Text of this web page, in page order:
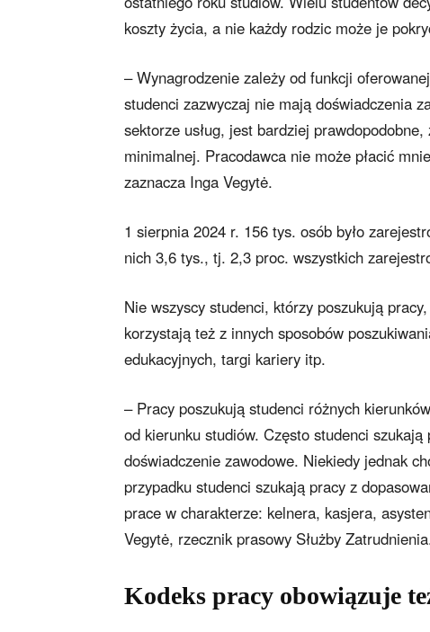
koszty życia, a nie każdy rodzic może je
– Wynagrodzenie zależy od funkcji
studenci zazwyczaj nie mają doświadczenia
sektorze usług, jest bardziej
minimalnej. Pracodawca nie może płacić
zaznacza Inga Vegytė.
1 sierpnia 2024 r. 156 tys. osób było
nich 3,6 tys., tj. 2,3 proc. wszystkich
Nie wszyscy studenci, którzy poszukują
korzystają też z innych sposobów
edukacyjnych, targi kariery itp.
– Pracy poszukują studenci różnych
od kierunku studiów. Często studenci
doświadczenie zawodowe. Niekiedy jednak
przypadku studenci szukają pracy z
prace w charakterze: kelnera, kasjera,
Vegytė, rzecznik prasowy Służby
Kodeks pracy obowiązuje